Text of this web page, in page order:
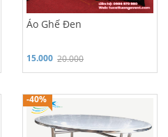
Áo Ghế Đen
20.000
15.000
Hỗ trợ 24/7: 0986 970 980
-40%